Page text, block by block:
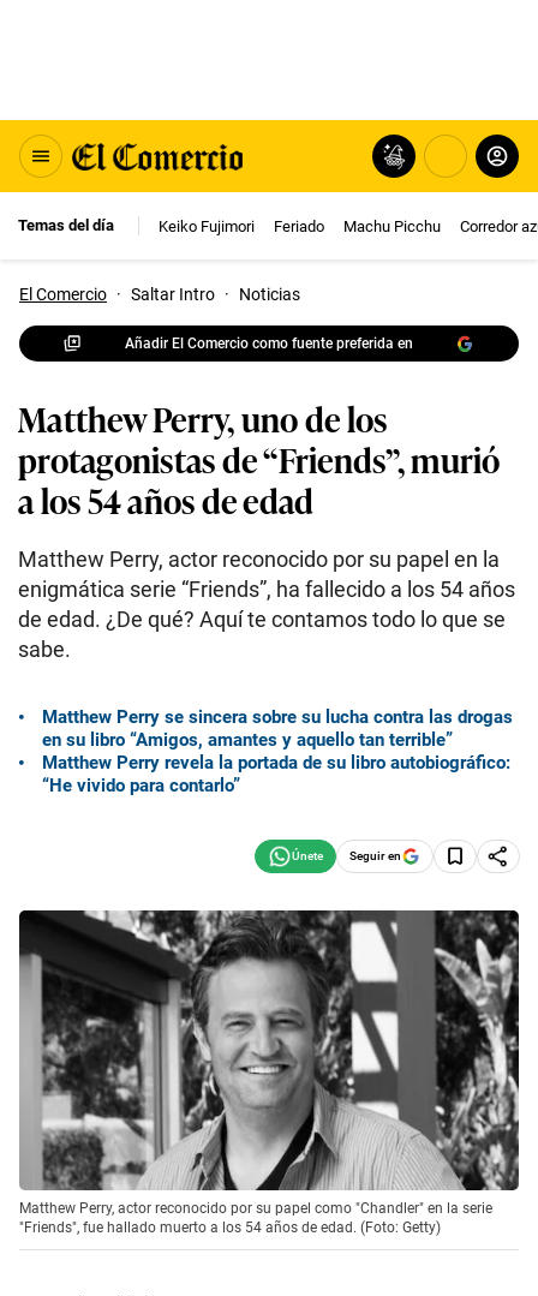
Temas del día Keiko Fujimori Feriado Machu Picchu Corredor
El Comercio · Saltar Intro · Noticias
Añadir El Comercio como fuente preferida en
Matthew Perry, uno de los
protagonistas de “Friends”, murió
a los 54 años de edad
Matthew Perry, actor reconocido por su papel en la
enigmática serie “Friends”, ha fallecido a los 54 años
de edad. ¿De qué? Aquí te contamos todo lo que se
sabe.
Matthew Perry se sincera sobre su lucha contra las drogas
en su libro “Amigos, amantes y aquello tan terrible”
Matthew Perry revela la portada de su libro autobiográfico:
“He vivido para contarlo”
Seguir en
Matthew Perry, actor reconocido por su papel como "Chandler" en la serie
"Friends", fue hallado muerto a los 54 años de edad. (Foto: Getty)